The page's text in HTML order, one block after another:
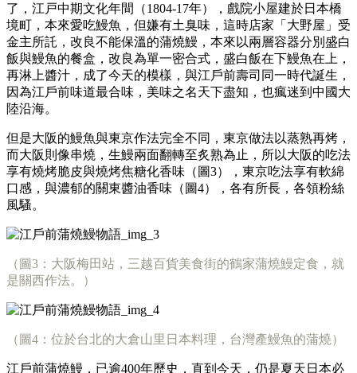
了，江戸中期文化年間（1804-17年），戲院小屋建於日本橋
境町，本來愛吃鰻魚，但嫌有土臭味，這時店家「大野屋」受
金主所託，改良不能保溫的蒲燒鰻，本來以兩層容器分別盛白
飯與鰻魚的餐盒，改良為單一密合式，盛白飯在下鰻魚在上，
再淋上醬汁，成了今天的模樣，與江戶前壽司同一時代誕生，
因為江戶前味道最合味，美味之名天下盡知，也瘋迷到中國大
陸沿海。
但是大阪的鰻魚與東京作法完全不同，東京做法以蒸熟再烤，
而大阪則像串燒，生鰻兩面翻轉至炙熟為止，所以大阪的吃法
享有燒烤脆皮與燒烤焦糖化香味（圖3），東京吃法享有軟綿
口感，與濃郁的關東醬油香味（圖4），各有所長，各領粉絲
風騷。
（圖3：大阪梅田站，三越百貨美食街的鶴家蒲燒鰻定食，就
是關西作法。）
（圖4：位於台北的大倉山里日本料理，台灣產鰻魚的蒲燒）
江戶前蒲燒鰻，已逾400年歷史，直到今天，仍是夏天日本必